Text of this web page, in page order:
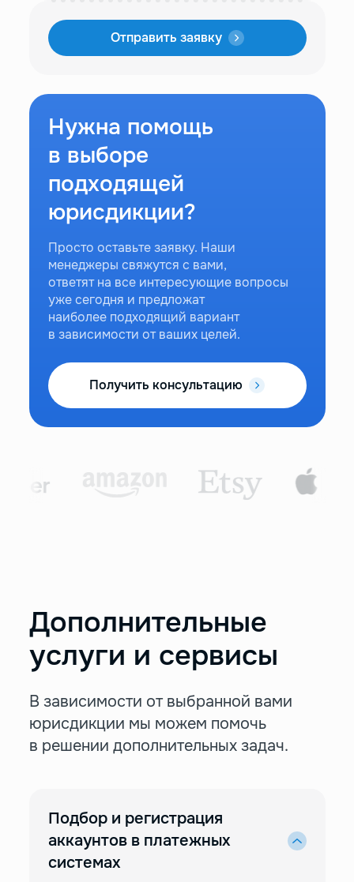
Отправить заявку
Нужна помощь
в выборе
подходящей
юрисдикции?
Просто оставьте заявку. Наши
менеджеры свяжутся с вами,
ответят на все интересующие вопросы
уже сегодня и предложат
наиболее подходящий вариант
в зависимости от ваших целей.
Получить консультацию
Дополнительные
услуги и сервисы
В зависимости от выбранной вами
юрисдикции мы можем помочь
в решении дополнительных задач.
Подбор и регистрация
аккаунтов в платежных
системах